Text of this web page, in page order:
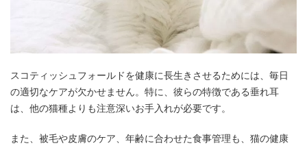
スコティッシュフォールドを健康に長生きさせるためには、毎日
の適切なケアが欠かせません。特に、彼らの特徴である垂れ耳
は、他の猫種よりも注意深いお手入れが必要です。
また、被毛や皮膚のケア、年齢に合わせた食事管理も、猫の健康